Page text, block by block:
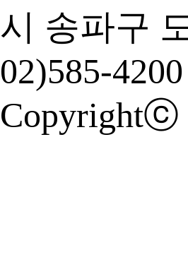
시 송파구
02)585-
Copyrightⓒ